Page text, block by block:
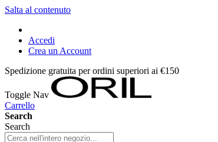
Salta al contenuto
Accedi
Crea un Account
Spedizione gratuita per ordini superiori ai €150
Toggle Nav
Carrello
Search
Search